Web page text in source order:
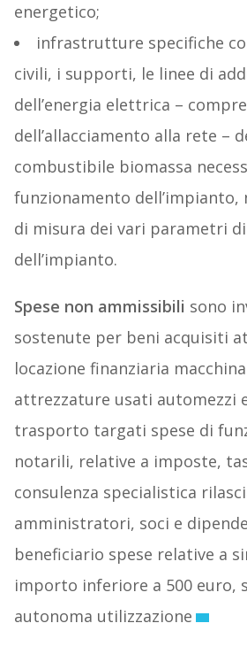
energetico;
infrastrutture specifiche
civili, i supporti, le linee di
dell’energia elettrica –
dell’allacciamento alla rete –
combustibile biomassa
funzionamento dell’impianto,
di misura dei vari parametri
dell’impianto.
Spese non ammissibili sono
sostenute per beni acquisiti
locazione finanziaria
attrezzature usati automezzi
trasporto targati spese di
notarili, relative a imposte,
consulenza specialistica
amministratori, soci e
beneficiario spese relative a
importo inferiore a 500 euro,
autonoma utilizzazione